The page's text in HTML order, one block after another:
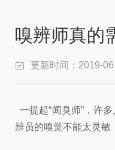
嗅辨师真的
更新时间：2019-
一提起“闻臭师”，许
辨员的嗅觉不能太灵敏